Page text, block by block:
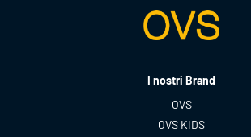
I nostri Brand
OVS
OVS KIDS